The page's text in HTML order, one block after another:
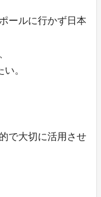
ールに行かず日本
。
で大切に活用させ